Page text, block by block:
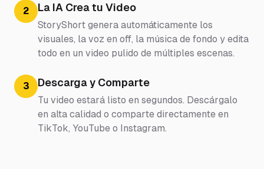
2 La IA Crea tu Video
StoryShort genera automáticamente los
visuales, la voz en off, la música de fondo y edita
todo en un video pulido de múltiples escenas.
3 Descarga y Comparte
Tu video estará listo en segundos. Descárgalo
en alta calidad o comparte directamente en
TikTok, YouTube o Instagram.